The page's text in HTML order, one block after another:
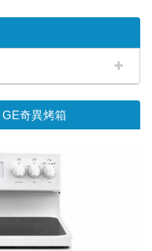
GE奇異烤箱